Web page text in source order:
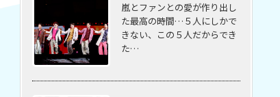
嵐とファンとの愛が作り出し
た最高の時間…５⼈にしかで
きない、この５⼈だからでき
た…